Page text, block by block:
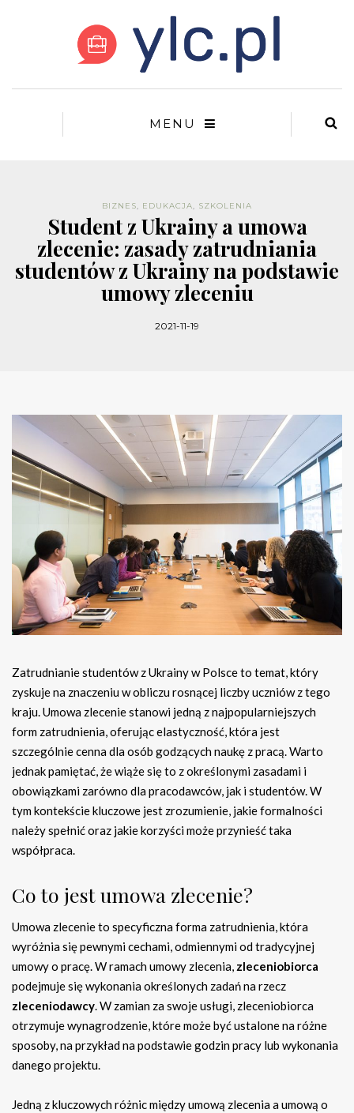
MENU
BIZNES, EDUKACJA, SZKOLENIA
Student z Ukrainy a umowa
zlecenie: zasady zatrudniania
studentów z Ukrainy na podstawie
umowy zleceniu
2021-11-19
Zatrudnianie studentów z Ukrainy w Polsce to temat, który
zyskuje na znaczeniu w obliczu rosnącej liczby uczniów z tego
kraju. Umowa zlecenie stanowi jedną z najpopularniejszych
form zatrudnienia, oferując elastyczność, która jest
szczególnie cenna dla osób godzących naukę z pracą. Warto
jednak pamiętać, że wiąże się to z określonymi zasadami i
obowiązkami zarówno dla pracodawców, jak i studentów. W
tym kontekście kluczowe jest zrozumienie, jakie formalności
należy spełnić oraz jakie korzyści może przynieść taka
współpraca.
Co to jest umowa zlecenie?
Umowa zlecenie to specyficzna forma zatrudnienia, która
wyróżnia się pewnymi cechami, odmiennymi od tradycyjnej
umowy o pracę. W ramach umowy zlecenia, zleceniobiorca
podejmuje się wykonania określonych zadań na rzecz
zleceniodawcy. W zamian za swoje usługi, zleceniobiorca
otrzymuje wynagrodzenie, które może być ustalone na różne
sposoby, na przykład na podstawie godzin pracy lub wykonania
danego projektu.
Jedną z kluczowych różnic między umową zlecenia a umową o